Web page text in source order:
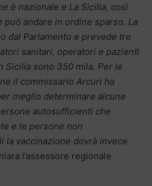
è nazionale e La Sicilia, così
andare in ordine sparso. La
dal Parlamento e prevede tre
sanitari, operatori e pazienti
Sicilia sono 350 mila. Per le
il commissario Arcuri ha
meglio determinare alcune
autosufficienti che
e le persone non
la vaccinazione dovrà invece
l’assessore regionale